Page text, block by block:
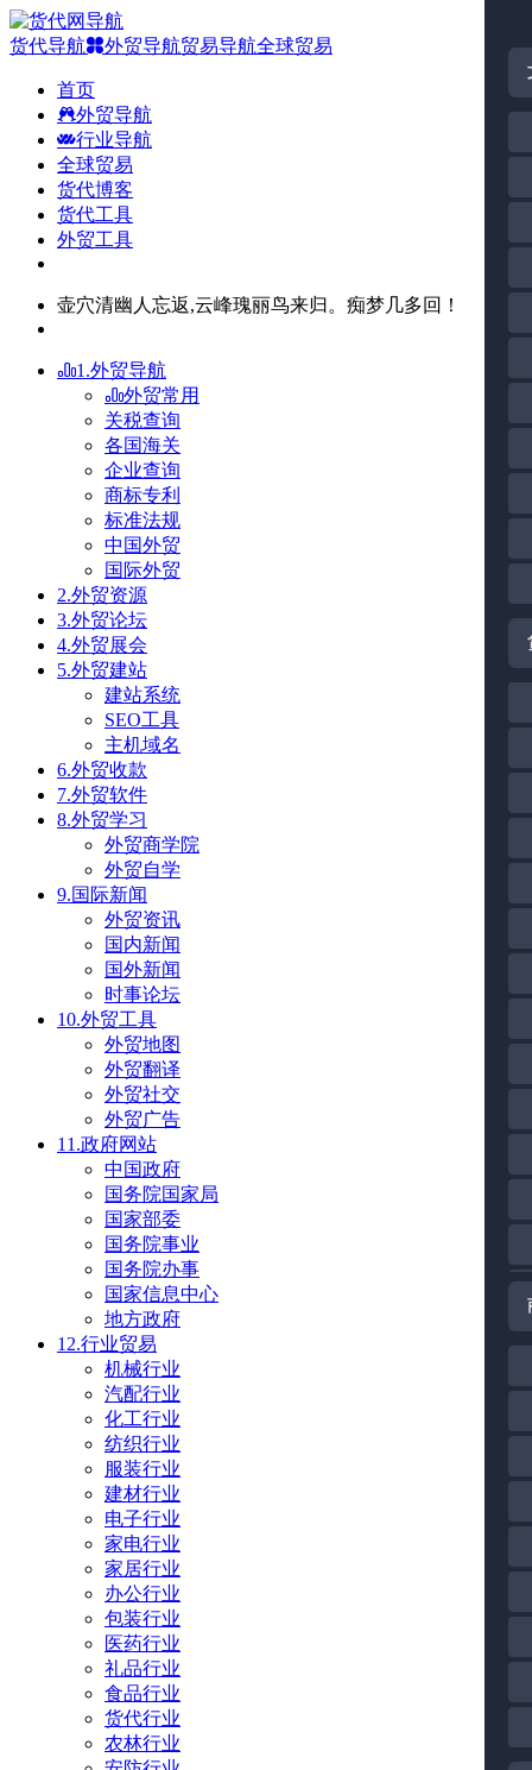
货代导航 外贸导航贸易导航全球贸易
首页
外贸导航
行业导航
全球贸易
货代博客
货代工具
外贸工具
壶穴清幽人忘返,云峰瑰丽鸟来归。痴梦几多回！
1.外贸导航
外贸常用
关税查询
各国海关
企业查询
商标专利
标准法规
中国外贸
国际外贸
2.外贸资源
3.外贸论坛
4.外贸展会
5.外贸建站
建站系统
SEO工具
主机域名
6.外贸收款
7.外贸软件
8.外贸学习
外贸商学院
外贸自学
9.国际新闻
外贸资讯
国内新闻
国外新闻
时事论坛
10.外贸工具
外贸地图
外贸翻译
外贸社交
外贸广告
11.政府网站
中国政府
国务院国家局
国家部委
国务院事业
国务院办事
国家信息中心
地方政府
12.行业贸易
机械行业
汽配行业
化工行业
纺织行业
服装行业
建材行业
电子行业
家电行业
家居行业
办公行业
包装行业
医药行业
礼品行业
食品行业
货代行业
农林行业